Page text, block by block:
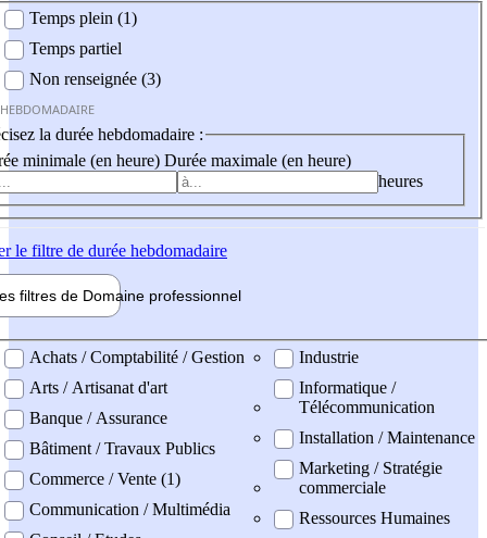
Temps plein (1)
Temps partiel
Non renseignée (3)
la durée hebdomadaire :
minimale (en heure) Durée maximale (en heure)
heures
le filtre de durée hebdomadaire
filtres de Domaine professionnel
professionel
Achats / Comptabilité / Gestion
Arts / Artisanat d'art
Banque / Assurance
Bâtiment / Travaux Publics
Commerce / Vente (1)
Communication / Multimédia
Industrie
Informatique /
Télécommunication
Installation / Maintenance
Marketing / Stratégie
commerciale
Ressources Humaines